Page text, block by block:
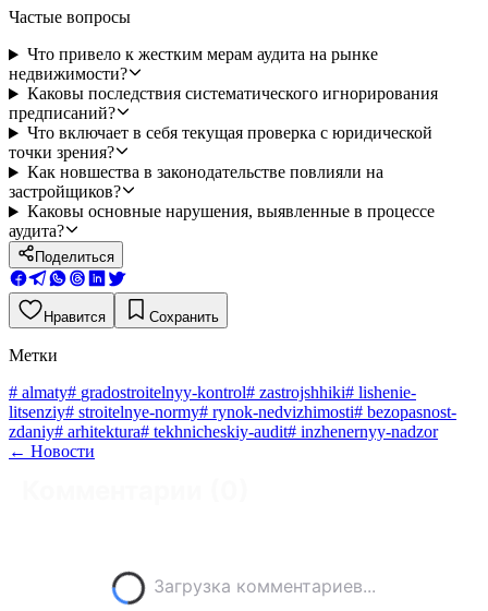
Частые вопросы
Что привело к жестким мерам аудита на рынке
недвижимости?
Каковы последствия систематического игнорирования
предписаний?
Что включает в себя текущая проверка с юридической
точки зрения?
Как новшества в законодательстве повлияли на
застройщиков?
Каковы основные нарушения, выявленные в процессе
аудита?
Поделиться
Нравится Сохранить
Метки
# almaty# gradostroitelnyy-kontrol# zastrojshhiki# lishenie-
litsenziy# stroitelnye-normy# rynok-nedvizhimosti# bezopasnost-
zdaniy# arhitektura# tekhnicheskiy-audit# inzhenernyy-nadzor
← Новости
Загрузка комментариев...